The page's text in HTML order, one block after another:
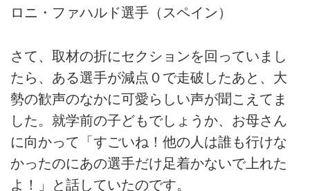
ロニ・ファハルド選手（スペイン）
さて、取材の折にセクションを回っていまし
たら、ある選手が減点０で走破したあと、大
勢の歓声のなかに可愛らしい声が聞こえてま
した。就学前の子どもでしょうか、お母さん
に向かって「すごいね！他の人は誰も行けな
かったのにあの選手だけ足着かないで上れた
よ！」と話していたのです。